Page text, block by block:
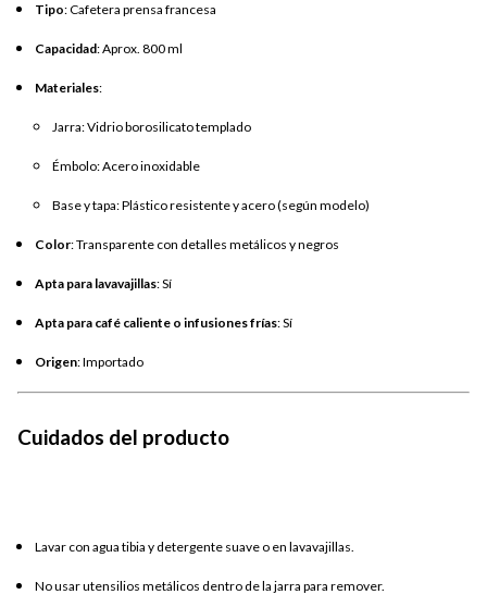
Tipo: Cafetera prensa francesa
Capacidad: Aprox. 800 ml
Materiales:
Jarra: Vidrio borosilicato templado
Émbolo: Acero inoxidable
Base y tapa: Plástico resistente y acero (según modelo)
Color: Transparente con detalles metálicos y negros
Apta para lavavajillas: Sí
Apta para café caliente o infusiones frías: Sí
Origen: Importado
Cuidados del producto
Lavar con agua tibia y detergente suave o en lavavajillas.
No usar utensilios metálicos dentro de la jarra para remover.